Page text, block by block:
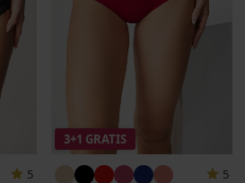
5
3+1 GRATIS
5